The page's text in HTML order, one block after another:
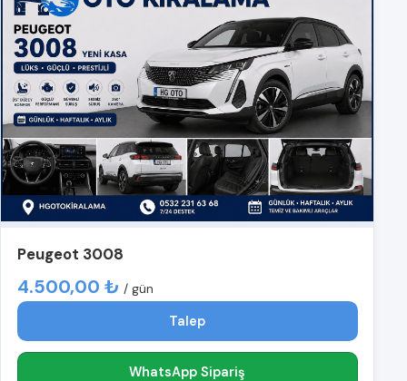
Peugeot 3008
4.500,00 ₺ / gün
Talep
WhatsApp Sipariş